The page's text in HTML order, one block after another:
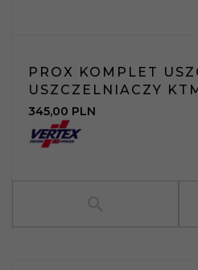
PROX KOMPLET
USZCZELNIACZY
345,00 PLN